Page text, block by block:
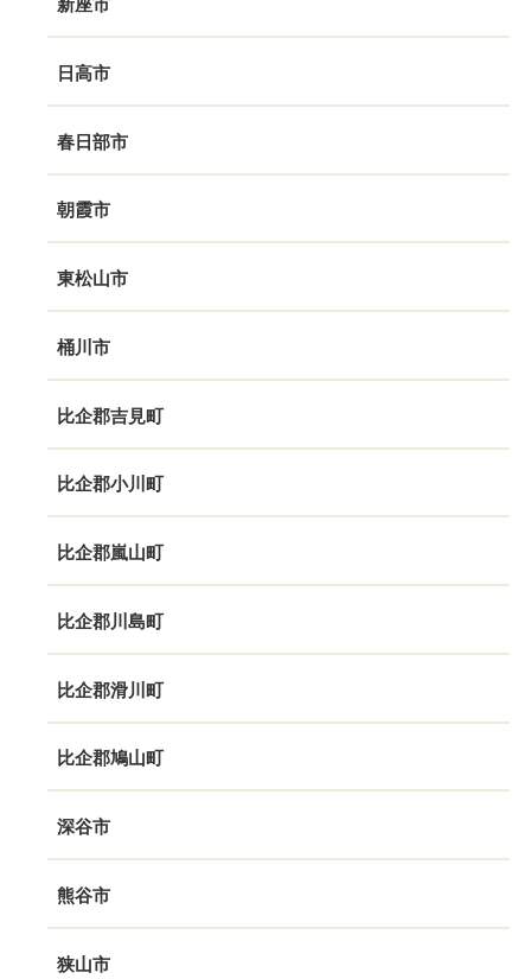
新座市
日高市
春日部市
朝霞市
東松山市
桶川市
比企郡吉見町
比企郡小川町
比企郡嵐山町
比企郡川島町
比企郡滑川町
比企郡鳩山町
深谷市
熊谷市
狭山市